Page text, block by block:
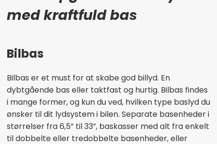
med kraftfuld bas
Bilbas
Bilbas er et must for at skabe god billyd. En
dybtgående bas eller taktfast og hurtig. Bilbas findes
i mange former, og kun du ved, hvilken type baslyd du
ønsker til dit lydsystem i bilen. Separate basenheder i
størrelser fra 6,5” til 33”, baskasser med alt fra enkelt
til dobbelte eller tredobbelte basenheder, eller